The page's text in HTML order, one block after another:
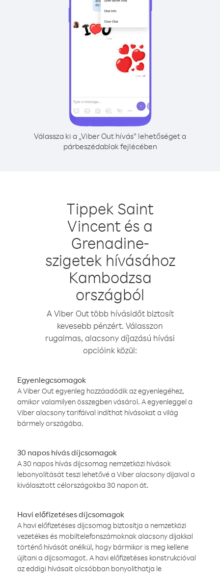
Válassza ki a „Viber Out hívás” lehetőséget a
párbeszédablak fejlécében
Tippek Saint
Vincent és a
Grenadine-
szigetek hívásához
Kambodzsa
országból
A Viber Out több hívásidőt biztosít
kevesebb pénzért. Válasszon
rugalmas, alacsony díjazású hívási
opcióink közül:
Egyenlegcsomagok
A Viber Out egyenleg hozzáadódik az egyenlegéhez,
amikor valamilyen összegben vásárol. A egyenleggel a
Viber alacsony tarifáival indíthat hívásokat a világ
bármely országába.
30 napos hívás díjcsomagok
A 30 napos hívás díjcsomag nemzetközi hívások
lebonyolítását teszi lehetővé a Viber alacsony díjaival a
kiválasztott célországokba 30 napon át.
Havi előfizetéses díjcsomagok
A havi előfizetéses díjcsomag biztosítja a nemzetközi
vezetékes és mobiltelefonszámoknak alacsony díjakkal
történő hívását anélkül, hogy bármikor is meg kellene
újítani a díjcsomagot. A havi előfizetéses konstrukcióval
az eddigi hívásait olcsóbban bonyolíthatja le